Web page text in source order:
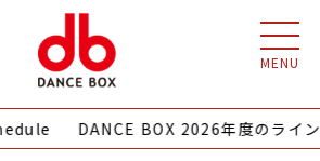
MENU
DANCE BOX 2026年度のライ